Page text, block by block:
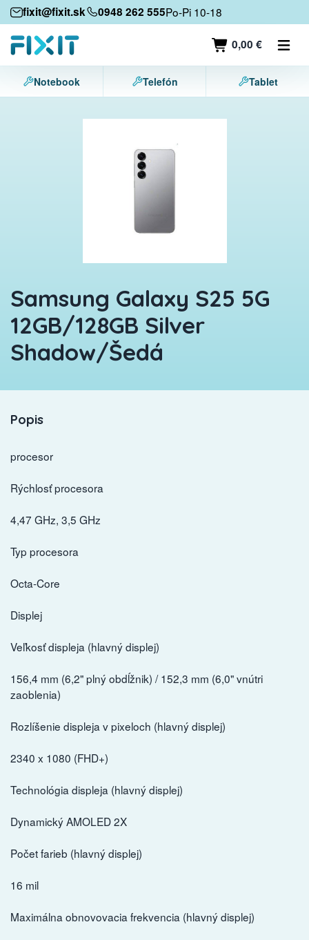
fixit@fixit.sk 0948 262 555Po-Pi 10-18
0,00 €
Mobilné zariadenia
Mobilné telefóny
Tablety
Notebook Telefón Tablet
Samsung Galaxy S25 5G
12GB/128GB Silver
Shadow/Šedá
Popis
procesor
Rýchlosť procesora
4,47 GHz, 3,5 GHz
Typ procesora
Octa-Core
Displej
Veľkosť displeja (hlavný displej)
156,4 mm (6,2" plný obdĺžnik) / 152,3 mm (6,0" vnútri
zaoblenia)
Rozlíšenie displeja v pixeloch (hlavný displej)
2340 x 1080 (FHD+)
Technológia displeja (hlavný displej)
Dynamický AMOLED 2X
Počet farieb (hlavný displej)
16 mil
Maximálna obnovovacia frekvencia (hlavný displej)